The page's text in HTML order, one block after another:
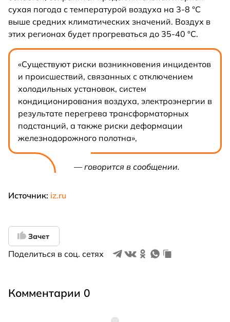
сухая погода с температурой воздуха на 3-8 °С
выше средних климатических значений. Воздух в
этих регионах будет прогреваться до 35-40 °С.
«Существуют риски возникновения инцидентов
и происшествий, связанных с отключением
холодильных установок, систем
кондиционирования воздуха, электроэнергии в
результате перегрева трансформаторных
подстанций, а также риски деформации
железнодорожного полотна»,
— говорится в сообщении.
Источник: iz.ru
Зачет
Поделиться в соц. сетях
Комментарии 0